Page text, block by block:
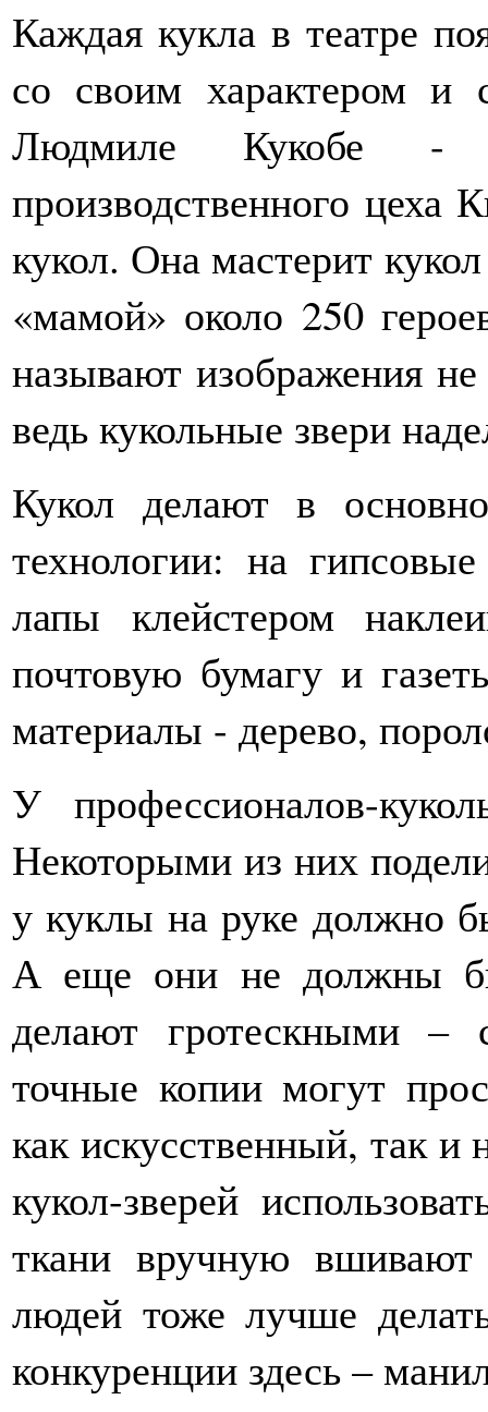
Каждая кукла в театре
со своим характером и
Людмиле Кукобе -
производственного цеха
кукол. Она мастерит
«мамой» около 250
называют изображения
ведь кукольные звери
Кукол делают в
технологии: на
лапы клейстером
почтовую бумагу и
материалы - дерево,
У профессионалов-
Некоторыми из них
у куклы на руке должно
А еще они не должны
делают гротескными –
точные копии могут
как искусственный, так и
кукол-зверей
ткани вручную
людей тоже лучше
конкуренции здесь –